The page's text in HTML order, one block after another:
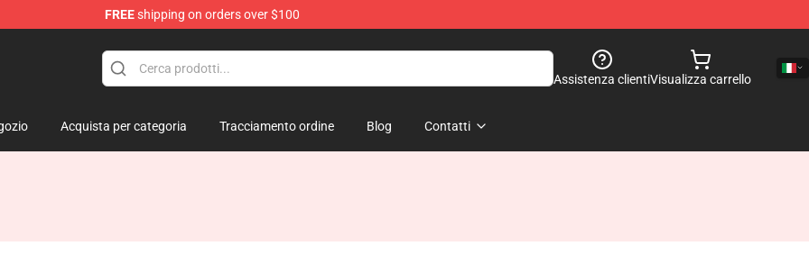
FREEshipping on orders over $100
Assistenza clientiVisualizza carrello
Acquista per categoria Tracciamento ordine Blog Contatti